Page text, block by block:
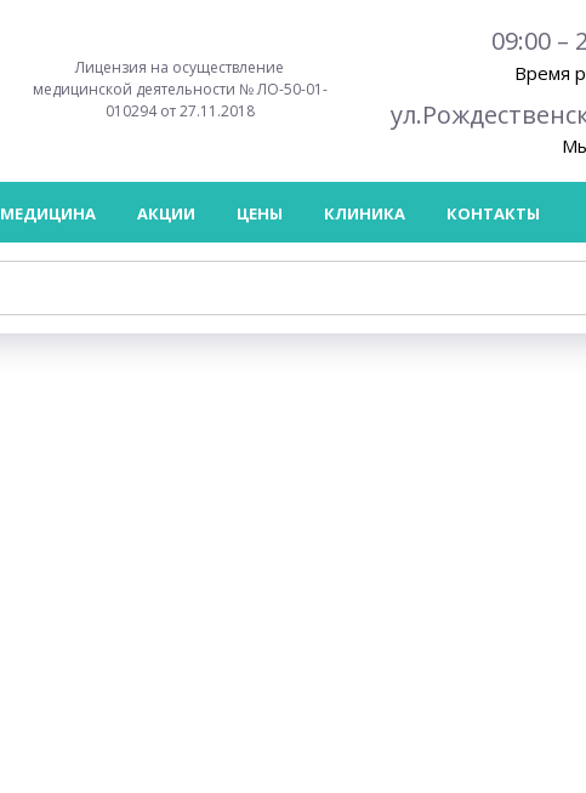
Время
09:00 –
Лицензия на осуществление
медицинской деятельности № ЛО-50-01-
010294 от 27.11.2018
МЕДИЦИНА АКЦИИ ЦЕНЫ КЛИНИКА КОНТАКТЫ